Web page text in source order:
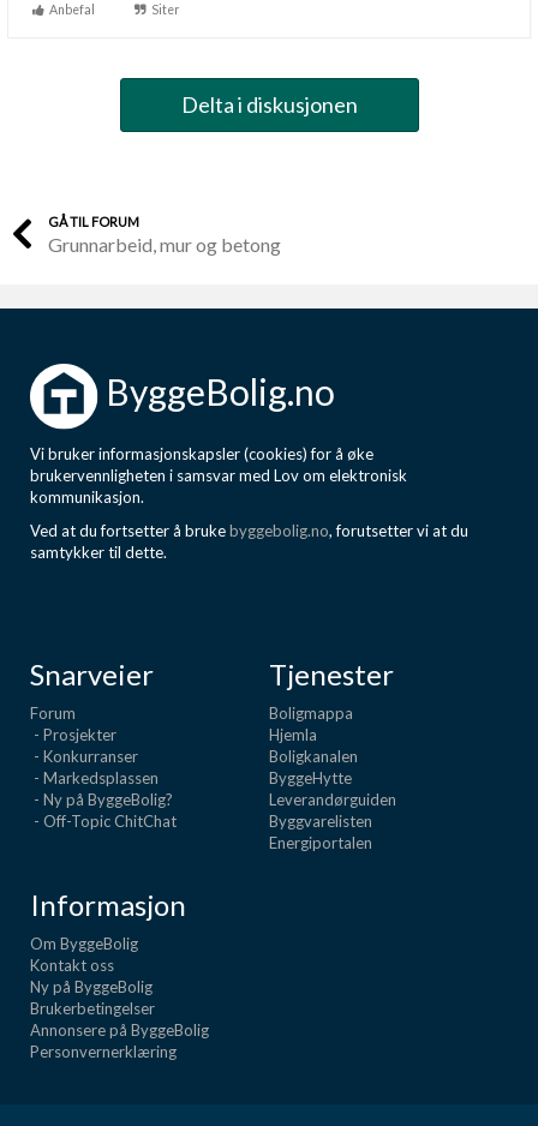
gravefirma sammen med min far.
Anbefal Siter
Delta i diskusjonen
GÅ TIL FORUM
Grunnarbeid, mur og betong
ByggeBolig.no
Vi bruker informasjonskapsler (cookies) for å øke
brukervennligheten i samsvar med Lov om elektronisk
kommunikasjon.
Ved at du fortsetter å brukebyggebolig.no, forutsetter vi at du
samtykker til dette.
Snarveier
Forum
- Prosjekter
- Konkurranser
- Markedsplassen
- Ny på ByggeBolig?
- Off-Topic ChitChat
Tjenester
Boligmappa
Hjemla
Boligkanalen
ByggeHytte
Leverandørguiden
Byggvarelisten
Energiportalen
Informasjon
Om ByggeBolig
Kontakt oss
Ny på ByggeBolig
Brukerbetingelser
Annonsere på ByggeBolig
Personvernerklæring